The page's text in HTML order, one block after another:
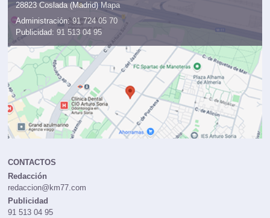
28823 Coslada (Madrid) Mapa
Administración: 91 724 05 70
Publicidad: 91 513 04 95
CONTACTOS
Redacción
redaccion@km77.com
Publicidad
91 513 04 95